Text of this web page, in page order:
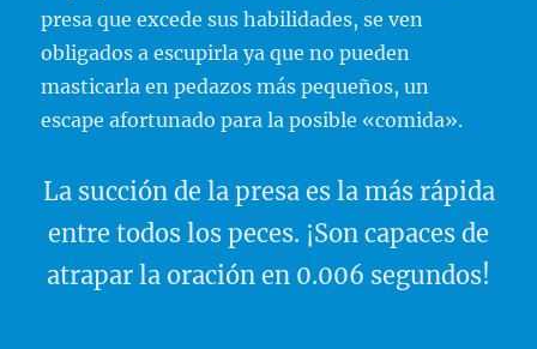
presa que excede sus habilidades, se ven
obligados a escupirla ya que no pueden
masticarla en pedazos más pequeños, un
escape afortunado para la posible «comida».
La succión de la presa es la más rápida
entre todos los peces. ¡Son capaces de
atrapar la oración en 0.006 segundos!